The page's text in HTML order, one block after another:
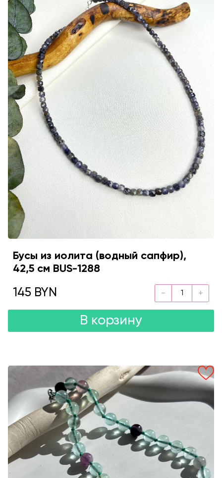
Бусы из иолита (водный сапфир),
42,5 см BUS-1288
145 BYN
В корзину